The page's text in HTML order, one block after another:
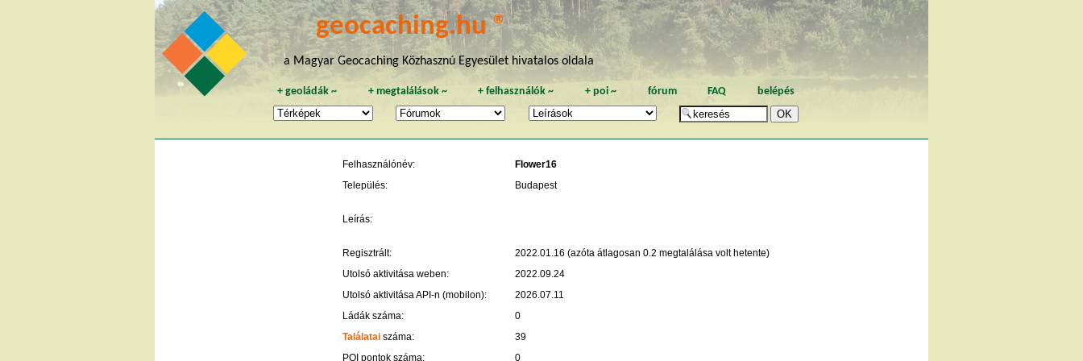
geocaching.hu ®
a Magyar Geocaching Közhasznú Egyesület hivatalos oldala
+geoládák ~ + megtalálások~ +felhasználók ~ + poi~ fórum FAQ belépés
Felhasználónév:
Flower16
Település:
Budapest
Leírás:
Regisztrált:
2022.01.16 (azóta átlagosan 0.2 megtalálása volt hetente)
Utolsó aktivitása weben:
2022.09.24
Utolsó aktivitása API-n (mobilon):
2026.07.11
Ládák száma:
0
Találatai száma:
39
POI pontok száma:
0